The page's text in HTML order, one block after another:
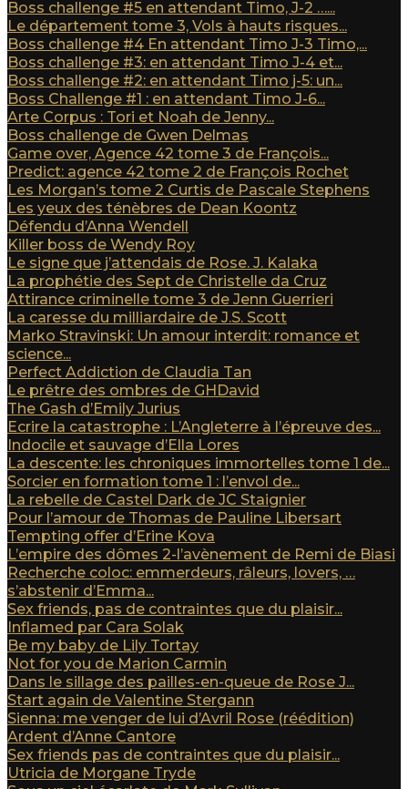
Boss challenge #5 en attendant Timo, J-2 …...
Le département tome 3, Vols à hauts risques...
Boss challenge #4 En attendant Timo J-3 Timo,...
Boss challenge #3: en attendant Timo J-4 et...
Boss challenge #2: en attendant Timo j-5: un...
Boss Challenge #1 : en attendant Timo J-6...
Arte Corpus : Tori et Noah de Jenny...
Boss challenge de Gwen Delmas
Game over, Agence 42 tome 3 de François...
Predict: agence 42 tome 2 de François Rochet
Les Morgan’s tome 2 Curtis de Pascale Stephens
Les yeux des ténèbres de Dean Koontz
Défendu d’Anna Wendell
Killer boss de Wendy Roy
Le signe que j’attendais de Rose. J. Kalaka
La prophétie des Sept de Christelle da Cruz
Attirance criminelle tome 3 de Jenn Guerrieri
La caresse du milliardaire de J.S. Scott
Marko Stravinski: Un amour interdit: romance et
science...
Perfect Addiction de Claudia Tan
Le prêtre des ombres de GHDavid
The Gash d’Emily Jurius
Ecrire la catastrophe : L’Angleterre à l’épreuve des...
Indocile et sauvage d’Ella Lores
La descente: les chroniques immortelles tome 1 de...
Sorcier en formation tome 1 : l’envol de...
La rebelle de Castel Dark de JC Staignier
Pour l’amour de Thomas de Pauline Libersart
Tempting offer d’Erine Kova
L’empire des dômes 2-l’avènement de Remi de Biasi
Recherche coloc: emmerdeurs, râleurs, lovers, …
s’abstenir d’Emma...
Sex friends, pas de contraintes que du plaisir...
Inflamed par Cara Solak
Be my baby de Lily Tortay
Not for you de Marion Carmin
Dans le sillage des pailles-en-queue de Rose J...
Start again de Valentine Stergann
Sienna: me venger de lui d’Avril Rose (réédition)
Ardent d’Anne Cantore
Sex friends pas de contraintes que du plaisir...
Utricia de Morgane Tryde